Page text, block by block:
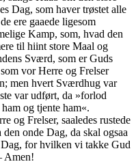
Dag, som haver trøstet alle
ere gaaede ligesom
Kamp, som, hvad den
til hiint store Maal og
Sværd, som er Guds
vor Herre og Frelser
men hvert Sværdhug var
var udført, da »forlod
og tjente ham«.
og Frelser, saaledes rustede
onde Dag, da skal ogsaa
for hvilken vi takke Gud
Amen!